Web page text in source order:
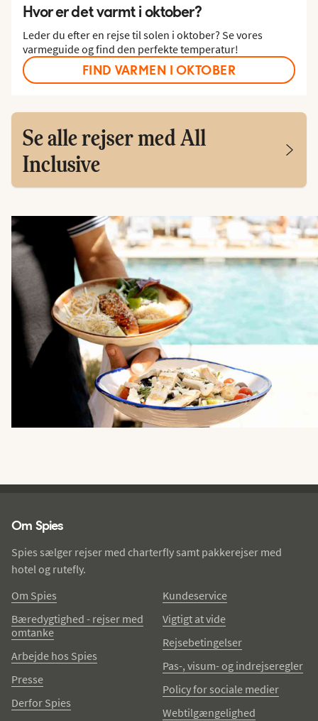
Hvor er det varmt i oktober?
Leder du efter en rejse til solen i oktober? Se vores
varmeguide og find den perfekte temperatur!
FIND VARMEN I OKTOBER
Se alle rejser med All
Inclusive
Om Spies
Spies sælger rejser med charterfly samt pakkerejser med
hotel og rutefly.
Om Spies
Bæredygtighed - rejser med
omtanke
Arbejde hos Spies
Presse
Derfor Spies
Kundeservice
Vigtigt at vide
Rejsebetingelser
Pas-, visum- og indrejseregler
Policy for sociale medier
Webtilgængelighed